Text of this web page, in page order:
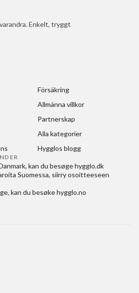
Enkelt, tryggt
Försäkring
Allmänna villkor
Partnerskap
Alla kategorier
Hygglos blogg
, kan du besøgehygglo.dk
Suomessa, siirry osoitteeseen
, kan du besøkehygglo.no